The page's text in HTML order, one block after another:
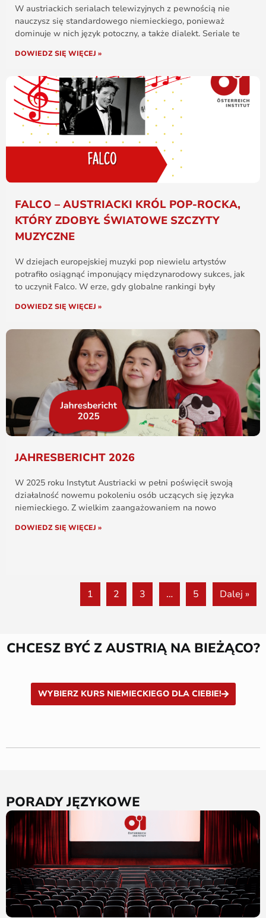
W austriackich serialach telewizyjnych z pewnością nie
nauczysz się standardowego niemieckiego, ponieważ
dominuje w nich język potoczny, a także dialekt. Seriale te
DOWIEDZ SIĘ WIĘCEJ »
FALCO – AUSTRIACKI KRÓL POP-ROCKA,
KTÓRY ZDOBYŁ ŚWIATOWE SZCZYTY
MUZYCZNE
W dziejach europejskiej muzyki pop niewielu artystów
potrafiło osiągnąć imponujący międzynarodowy sukces, jak
to uczynił Falco. W erze, gdy globalne rankingi były
DOWIEDZ SIĘ WIĘCEJ »
JAHRESBERICHT 2026
W 2025 roku Instytut Austriacki w pełni poświęcił swoją
działalność nowemu pokoleniu osób uczących się języka
niemieckiego. Z wielkim zaangażowaniem na nowo
DOWIEDZ SIĘ WIĘCEJ »
1 2 3 … 5 Dalej »
CHCESZ BYĆ Z AUSTRIĄ NA BIEŻĄCO?
WYBIERZ KURS NIEMIECKIEGO DLA CIEBIE!
PORADY JĘZYKOWE